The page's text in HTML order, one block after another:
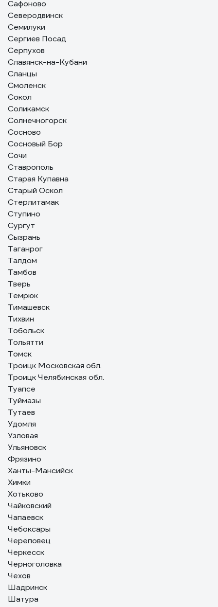
Сафоново
Северодвинск
Семилуки
Сергиев Посад
Серпухов
Славянск-на-Кубани
Сланцы
Смоленск
Сокол
Соликамск
Солнечногорск
Сосново
Сосновый Бор
Сочи
Ставрополь
Старая Купавна
Старый Оскол
Стерлитамак
Ступино
Сургут
Сызрань
Таганрог
Талдом
Тамбов
Тверь
Темрюк
Тимашевск
Тихвин
Тобольск
Тольятти
Томск
Троицк Московская обл.
Троицк Челябинская обл.
Туапсе
Туймазы
Тутаев
Удомля
Узловая
Ульяновск
Фрязино
Ханты-Мансийск
Химки
Хотьково
Чайковский
Чапаевск
Чебоксары
Череповец
Черкесск
Черноголовка
Чехов
Шадринск
Шатура